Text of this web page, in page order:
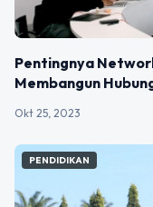
Pentingnya
Membangun
Okt 25, 2023
PENDIDIKAN